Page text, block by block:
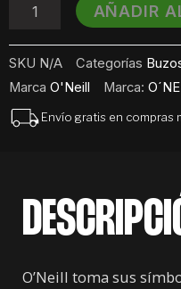
AÑADIR
SKU N/A Categorías
Marca O'Neill Marca:
Envío gratis en compras
O’Neill toma sus